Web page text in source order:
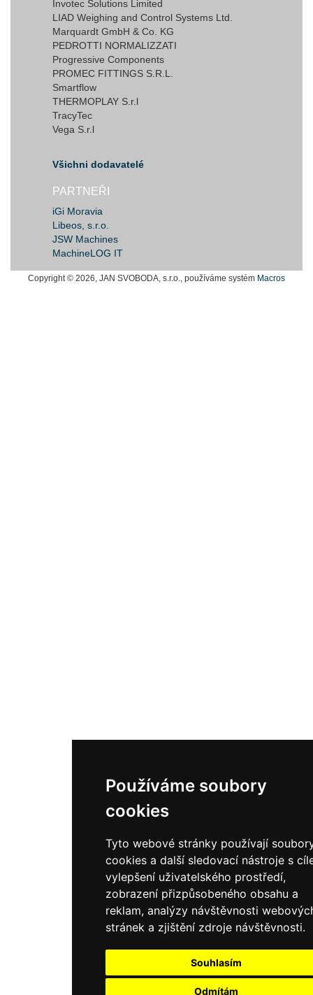
Používáme soubory
cookies
Tyto webové stránky používají
cookies a další sledovací nástroje s
vylepšení uživatelského prostředí,
zobrazení přizpůsobeného obsahu a
reklam, analýzy návštěvnosti
stránek a zjištění zdroje návštěvnosti.
Souhlasím
Odmítám
Používáme soubory
cookies
Tyto webové stránky používají
cookies a další sledovací nástroje s
vylepšení uživatelského prostředí,
zobrazení přizpůsobeného obsahu a
reklam, analýzy návštěvnosti
stránek a zjištění zdroje návštěvnosti.
Souhlasím
Odmítám
Invotec Solutions Limited
LIAD Weighing and Control Systems Ltd.
Marquardt GmbH & Co. KG
PEDROTTI NORMALIZZATI
Progressive Components
PROMEC FITTINGS S.R.L.
Smartflow
THERMOPLAY S.r.l
TracyTec
Vega S.r.l
Všichni dodavatelé
PARTNEŘI
iGi Moravia
Libeos, s.r.o.
JSW Machines
MachineLOG IT
Copyright © 2026, JAN SVOBODA, s.r.o., používáme systém Macros